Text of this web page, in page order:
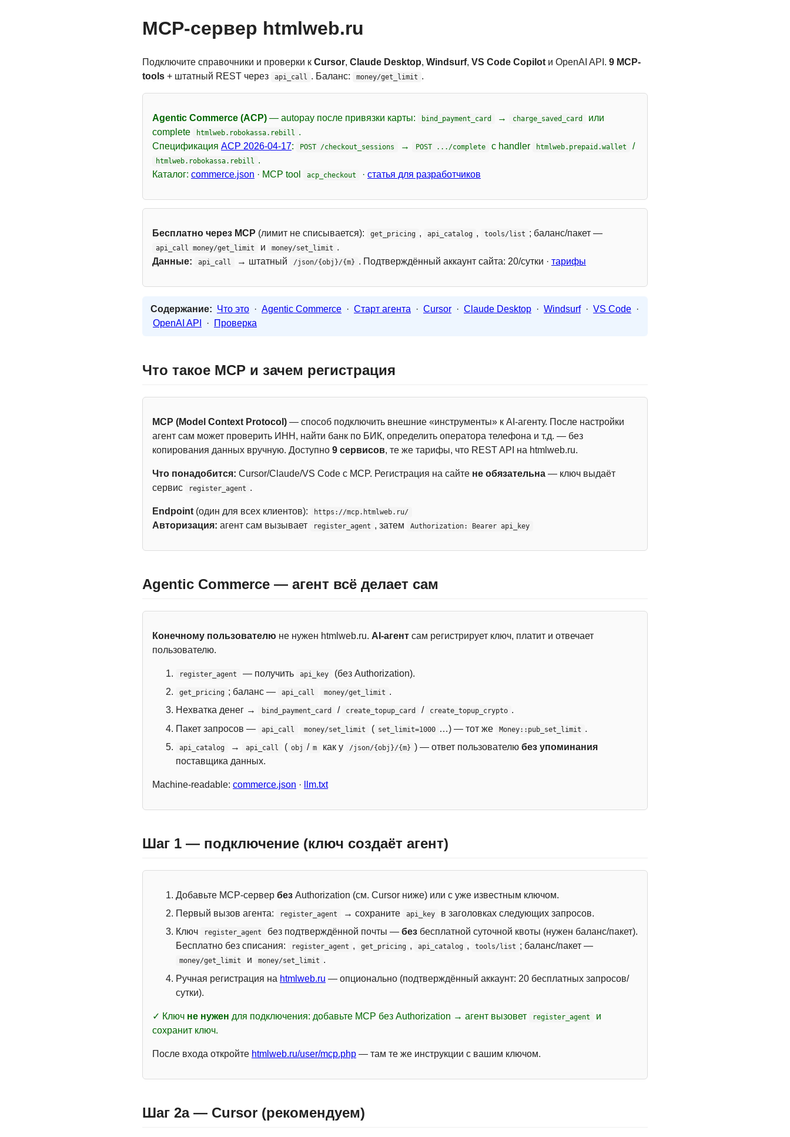
MCP-сервер htmlweb.ru
Подключите справочники и проверки к Cursor, Claude Desktop, Windsurf, VS Code Copilotи OpenAI API. 9 MCP-
tools + штатный REST через api_call . Баланс: money/get_limit .
Agentic Commerce (ACP) — autopay после привязки карты: bind_payment_card → charge_saved_card
или
complete
htmlweb.robokassa.rebill .
Спецификация ACP 2026-04-17: POST /checkout_sessions → POST .../complete с handler htmlweb.prepaid.wallet /
htmlweb.robokassa.rebill .
Каталог: commerce.json · MCP tool acp_checkout · статья для разработчиков
Бесплатно через MCP (лимит не списывается): get_pricing , api_catalog , tools/list ; баланс/пакет —
api_call money/get_limit и money/set_limit .
Данные:
api_call → штатный /json/{obj}/{m} . Подтверждённый аккаунт сайта: 20/сутки · тарифы
Содержание: Что это · Agentic Commerce · Старт агента · Cursor · Claude Desktop · Windsurf · VS Code ·
OpenAI API
· Проверка
Что такое MCP и зачем регистрация
MCP (Model Context Protocol) — способ подключить внешние «инструменты» к AI-агенту. После настройки
агент сам может проверить ИНН, найти банк по БИК, определить оператора телефона и т.д. — без
копирования данных вручную. Доступно 9 сервисов, те же тарифы, что REST API на htmlweb.ru.
Что понадобится: Cursor/Claude/VS Code с MCP. Регистрация на сайте не обязательна — ключ выдаёт
сервис
register_agent .
Endpoint (один для всех клиентов): https://mcp.htmlweb.ru/
Авторизация: агент сам вызывает register_agent , затем Authorization: Bearer api_key
Agentic Commerce — агент всё делает сам
Конечному пользователю не нужен htmlweb.ru. AI-агент сам регистрирует ключ, платит и отвечает
пользователю.
register_agent — получить api_key (без Authorization).
get_pricing ; баланс — api_call money/get_limit .
Нехватка денег →
bind_payment_card / create_topup_card / create_topup_crypto .
Пакет запросов —
api_call money/set_limit ( set_limit=1000 …) — тот же Money::pub_set_limit .
api_catalog → api_call ( obj / m как у /json/{obj}/{m} ) — ответ пользователю без упоминания
поставщика данных.
Machine-readable: commerce.json · llm.txt
Шаг 1 — подключение (ключ создаёт агент)
Добавьте MCP-сервер без Authorization (см. Cursor ниже) или с уже известным ключом.
Первый вызов агента:
register_agent → сохраните api_key
в заголовках следующих запросов.
Ключ
register_agent без подтверждённой почты — без бесплатной суточной квоты (нужен баланс/пакет).
Бесплатно без списания:
register_agent , get_pricing , api_catalog , tools/list ; баланс/пакет —
money/get_limit и money/set_limit .
Ручная регистрация на htmlweb.ru — опционально (подтверждённый аккаунт: 20 бесплатных запросов/
сутки).
✓ Ключ не нужен для подключения: добавьте MCP без Authorization → агент вызовет register_agent
и
сохранит ключ.
После входа откройте htmlweb.ru/user/mcp.php — там те же инструкции с вашим ключом.
Шаг 2a — Cursor (рекомендуем)